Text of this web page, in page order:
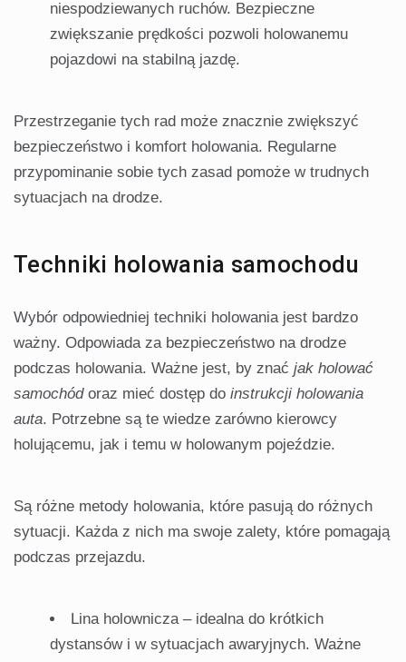
niespodziewanych ruchów. Bezpieczne
zwiększanie prędkości pozwoli holowanemu
pojazdowi na stabilną jazdę.
Przestrzeganie tych rad może znacznie zwiększyć
bezpieczeństwo i komfort holowania. Regularne
przypominanie sobie tych zasad pomoże w trudnych
sytuacjach na drodze.
Techniki holowania samochodu
Wybór odpowiedniej techniki holowania jest bardzo
ważny. Odpowiada za bezpieczeństwo na drodze
podczas holowania. Ważne jest, by znać jak holować
samochódoraz mieć dostęp do instrukcji holowania
auta. Potrzebne są te wiedze zarówno kierowcy
holującemu, jak i temu w holowanym pojeździe.
Są różne metody holowania, które pasują do różnych
sytuacji. Każda z nich ma swoje zalety, które pomagają
podczas przejazdu.
Lina holownicza – idealna do krótkich
dystansów i w sytuacjach awaryjnych. Ważne